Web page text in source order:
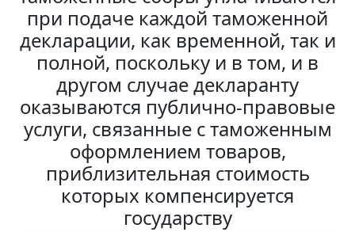
при подаче каждой таможенной
декларации, как временной, так и
полной, поскольку и в том, и в
другом случае декларанту
оказываются публично-правовые
услуги, связанные с таможенным
оформлением товаров,
приблизительная стоимость
которых компенсируется
государству